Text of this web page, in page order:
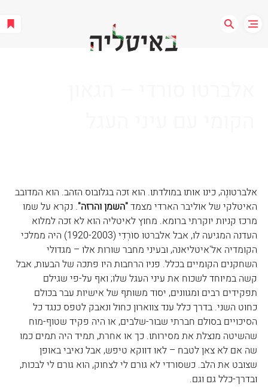
אלברטונֶה, כינו אותו במולדתו. הוא זכה בגלובוס הזהב. הוא המדובב
האיטלקי של אוליבר הארדי מצמד "השמן והרזה". נקרא על שמו
מרכז קניות יוקרתי ברומא. מחוץ לאיטליה הוא לא זכה למלוא
העדנה המגיעה לו, אבל אלברטו סוֹרְדִי (1920-2003) היה ממלכי
הקומדיה אל'איטליאנה, ובעיני מחבר שורות אלו – מגדולי
השחקנים הקומיים בכלל. פניו הרחבות היו פתכה של הבעות, אבל
קשה במיוחד לשכוח את עיני העגל שלו; ואף על-פי שגילם
תפקידים רבים ומגוונים, יסוד משותף של אישיות עבר בכולם
כחוט השני. בדרך כלל ענד צווארון כחול ונאבק לטפס כנגד כל
הסיכויים בסולם חברתי שבור-שלבים, או היה פקיד שטוף-מוח
שהשיטה מנצלת את מסירותו. כך או אחרת, תמיד היה תמים כמו
שה אם לא צאן לטבח – לאו דווקא טיפש, אבל נאיבי באופן
שצובט את הלב. כשסורדי לא גורם לי לצחוק, הוא גורם לי לבכות,
ובדרך-כלל גם וגם.